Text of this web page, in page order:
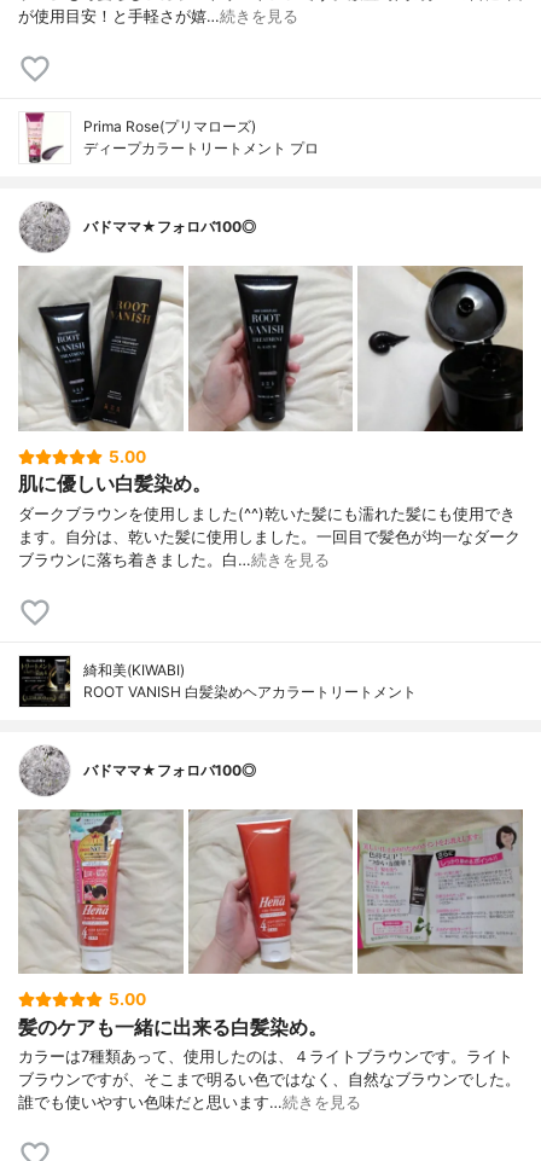
が使用目安！と手軽さが嬉…続きを見る
Prima Rose(プリマローズ)
ディープカラートリートメント プロ
バドママ★フォロバ100◎
5.00
肌に優しい白髪染め。
ダークブラウンを使用しました(^^)乾いた髪にも濡れた髪にも使用でき
ます。自分は、乾いた髪に使用しました。一回目で髪色が均一なダーク
ブラウンに落ち着きました。白…続きを見る
綺和美(KIWABI)
ROOT VANISH 白髪染めヘアカラートリートメント
バドママ★フォロバ100◎
5.00
髪のケアも一緒に出来る白髪染め。
カラーは7種類あって、使用したのは、４ライトブラウンです。ライト
ブラウンですが、そこまで明るい色ではなく、自然なブラウンでした。
誰でも使いやすい色味だと思います…続きを見る